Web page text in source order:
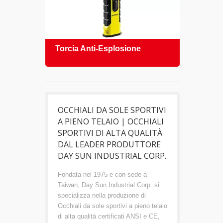
Torcia Anti-Esplosione
OCCHIALI DA SOLE SPORTIVI
A PIENO TELAIO | OCCHIALI
SPORTIVI DI ALTA QUALITÀ
DAL LEADER PRODUTTORE
DAY SUN INDUSTRIAL CORP.
Fondata nel 1975 e con sede a
Taiwan, Day Sun Industrial Corp. si
specializza nella produzione di
Occhiali da sole sportivi a pieno telaio
di alta qualità certificati ANSI e CE,